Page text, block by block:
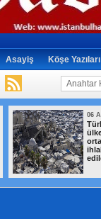
Asayiş Köşe Yazıları
06